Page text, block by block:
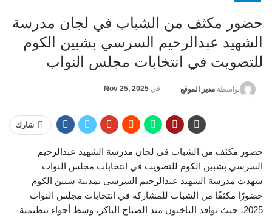
حضور مكثف من الشباب في لجان مدرسة
الشهيد عبدالرحيم السرسي بشبين الكوم
للتصويت في انتخابات مجلس النواب
بواسطة مدير الموقع في Nov 25, 2025
شارك
حضور مكثف من الشباب في لجان مدرسة الشهيد عبدالرحيم
السرسي بشبين الكوم للتصويت في انتخابات مجلس النواب
شهدت مدرسة الشهيد عبدالرحيم السرسي بمدينة شبين الكوم
حضورًا مكثفًا من الشباب للمشاركة في انتخابات مجلس النواب
2025، حيث توافد الناخبون منذ الصباح الباكر، وسط أجواء تنظيمية